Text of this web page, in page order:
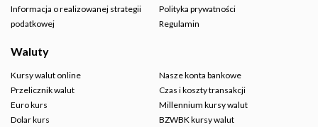
Informacja o realizowanej strategii
podatkowej
Polityka prywatności
Regulamin
Waluty
Kursy walut online
Przelicznik walut
Euro kurs
Dolar kurs
Nasze konta bankowe
Czas i koszty transakcji
Millennium kursy walut
BZWBK kursy walut